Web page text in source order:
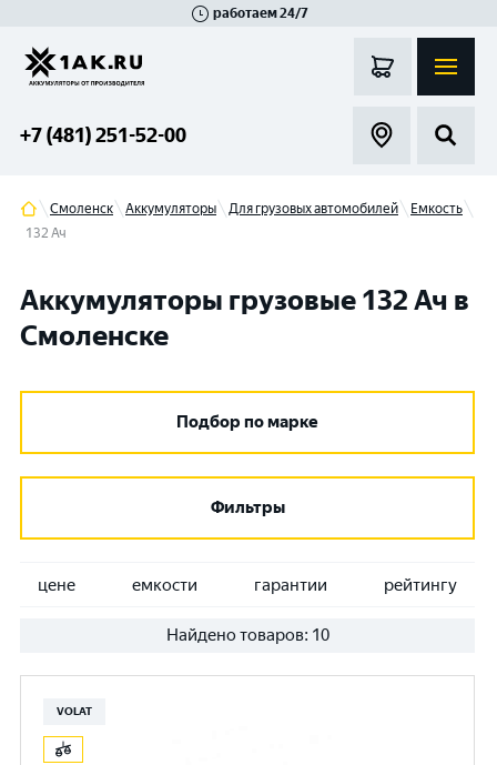
работаем 24/7
+7 (481) 251-52-00
Смоленск Аккумуляторы Для грузовых автомобилей
Емкость
132 Ач
Аккумуляторы грузовые 132 Ач в
Смоленске
Подбор по марке
Фильтры
цене емкости гарантии рейтингу
Найдено товаров: 10
VOLAT
Гатчина